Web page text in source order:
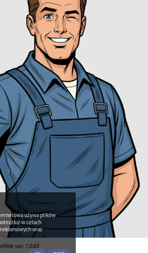
ver. 1.0.85
używa plików
w celach
oraz